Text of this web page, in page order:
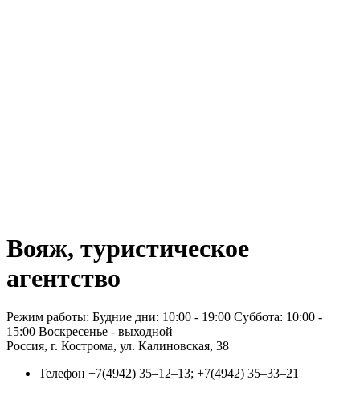
Вояж, туристическое
агентство
Режим работы: Будние дни: 10:00 - 19:00 Суббота: 10:00 -
15:00 Воскресенье - выходной
Россия, г. Кострома, ул. Калиновская, 38
Телефон +7(4942) 35‒12‒13; +7(4942) 35‒33‒21